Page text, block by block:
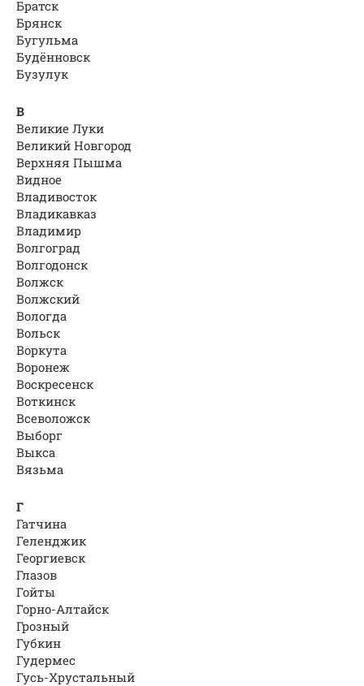
Братск
Брянск
Бугульма
Будённовск
Бузулук
В
Великие Луки
Великий Новгород
Верхняя Пышма
Видное
Владивосток
Владикавказ
Владимир
Волгоград
Волгодонск
Волжск
Волжский
Вологда
Вольск
Воркута
Воронеж
Воскресенск
Воткинск
Всеволожск
Выборг
Выкса
Вязьма
Г
Гатчина
Геленджик
Георгиевск
Глазов
Гойты
Горно-Алтайск
Грозный
Губкин
Гудермес
Гусь-Хрустальный